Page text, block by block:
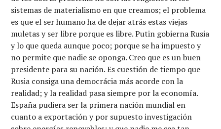
sistemas de materialismo en que creamos; el problema
es que el ser humano ha de dejar atrás estas viejas
muletas y ser libre porque es libre. Putin gobierna Rusia
y lo que queda aunque poco; porque se ha impuesto y
no permite que nadie se oponga. Creo que es un buen
presidente para su nación. Es cuestión de tiempo que
Rusia consiga una democrácia más acorde con la
realidad; y la realidad pasa siempre por la economía.
España pudiera ser la primera nación mundial en
cuanto a exportación y por supuesto investigación